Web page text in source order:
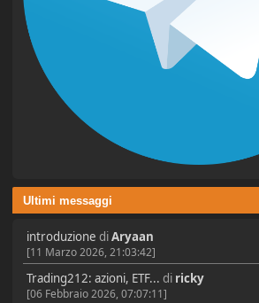
Ultimi messaggi
introduzione diAryaan
[11 Marzo 2026, 21:03:42]
Trading212: azioni, ETF... di ricky
[06 Febbraio 2026, 07:07:11]